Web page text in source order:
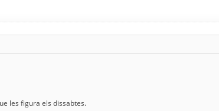
les figura els dissabtes.